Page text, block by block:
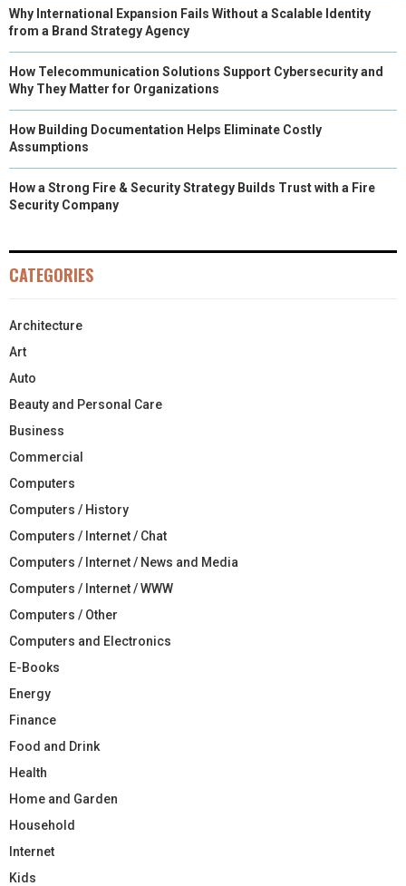
Why International Expansion Fails Without a Scalable Identity
from a Brand Strategy Agency
How Telecommunication Solutions Support Cybersecurity and
Why They Matter for Organizations
How Building Documentation Helps Eliminate Costly
Assumptions
How a Strong Fire & Security Strategy Builds Trust with a Fire
Security Company
CATEGORIES
Architecture
Art
Auto
Beauty and Personal Care
Business
Commercial
Computers
Computers / History
Computers / Internet / Chat
Computers / Internet / News and Media
Computers / Internet / WWW
Computers / Other
Computers and Electronics
E-Books
Energy
Finance
Food and Drink
Health
Home and Garden
Household
Internet
Kids